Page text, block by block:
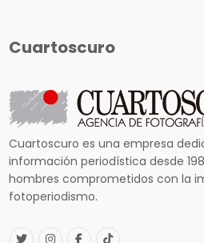
Cuartoscuro
Cuartoscuro es una empresa
información periodística desde
hombres comprometidos con la
fotoperiodismo.